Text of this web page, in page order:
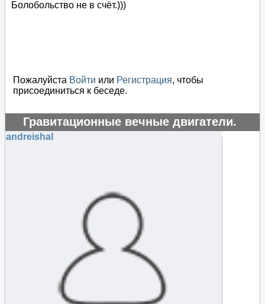
Болобольство не в счёт.)))
Пожалуйста Войти или Регистрация, чтобы
присоединиться к беседе.
Гравитационные вечные двигатели.
#124400
andreishal